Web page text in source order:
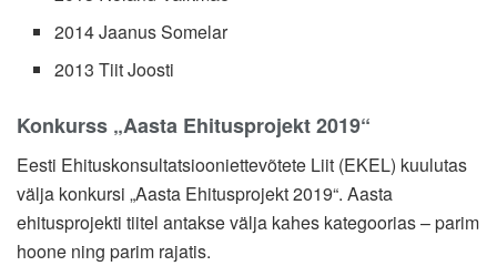
2014 Jaanus Somelar
2013 Tiit Joosti
Konkurss „Aasta Ehitusprojekt 2019“
Eesti Ehituskonsultatsiooniettevõtete Liit (EKEL) kuulutas
välja konkursi „Aasta Ehitusprojekt 2019“. Aasta
ehitusprojekti tiitel antakse välja kahes kategoorias – parim
hoone ning parim rajatis.